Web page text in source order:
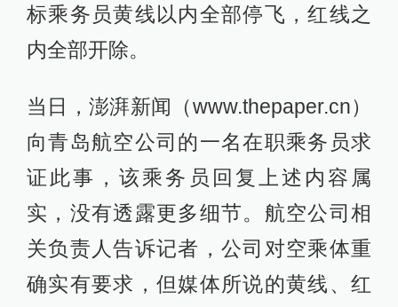
标乘务员黄线以内全部停飞，红线之
内全部开除。
当日，澎湃新闻（www.thepaper.cn）
向青岛航空公司的一名在职乘务员求
证此事，该乘务员回复上述内容属
实，没有透露更多细节。航空公司相
关负责人告诉记者，公司对空乘体重
确实有要求，但媒体所说的黄线、红